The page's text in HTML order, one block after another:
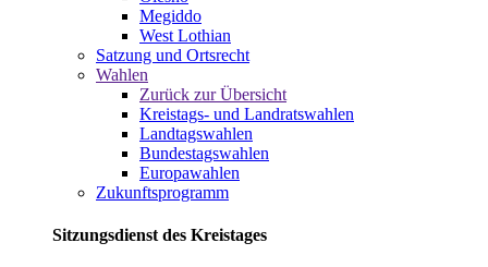
Megiddo
West Lothian
Satzung und Ortsrecht
Wahlen
Zurück zur Übersicht
Kreistags- und Landratswahlen
Landtagswahlen
Bundestagswahlen
Europawahlen
Zukunftsprogramm
Sitzungsdienst des Kreistages